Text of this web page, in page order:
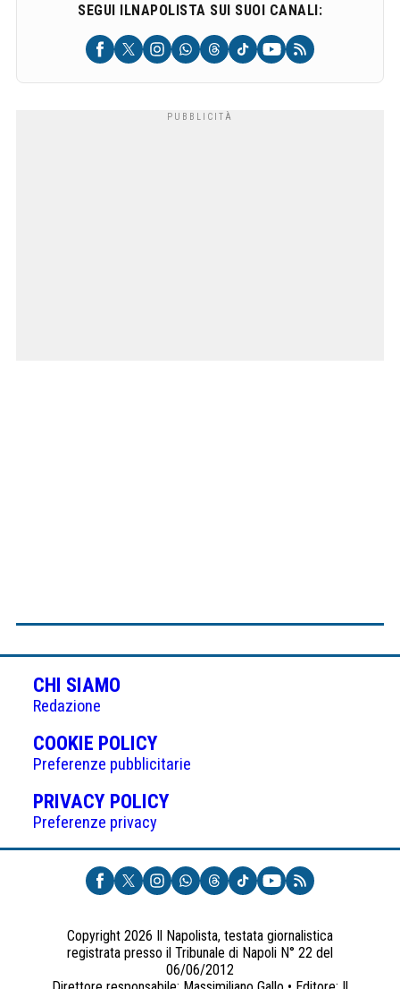
SEGUI ILNAPOLISTA SUI SUOI CANALI:
CHI SIAMO
Redazione
COOKIE POLICY(APRE
IN
UNA
NUOVA
Preferenze pubblicitarie
PRIVACY POLICY(APRE
UNA
NUOVA
SCHEDA)
Preferenze privacy
Copyright 2026 Il Napolista, testata giornalistica
registrata presso il Tribunale di Napoli N° 22 del
06/06/2012